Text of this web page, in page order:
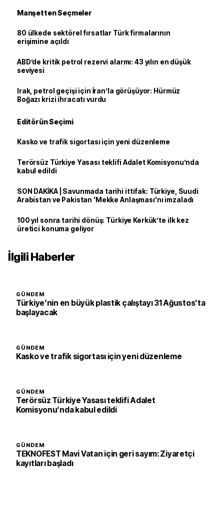
Manşetten Seçmeler
80 ülkede sektörel fırsatlar Türk firmalarının
erişimine açıldı
ABD’de kritik petrol rezervi alarmı: 43 yılın en düşük
seviyesi
Irak, petrol geçişi için İran’la görüşüyor: Hürmüz
Boğazı krizi ihracatı vurdu
Editörün Seçimi
Kasko ve trafik sigortası için yeni düzenleme
Terörsüz Türkiye Yasası teklifi Adalet Komisyonu’nda
kabul edildi
SON DAKİKA | Savunmada tarihi ittifak: Türkiye, Suudi
Arabistan ve Pakistan 'Mekke Anlaşması'nı imzaladı
100 yıl sonra tarihi dönüş: Türkiye Kerkük’te ilk kez
üretici konuma geliyor
İlgili Haberler
GÜNDEM
Türkiye’nin en büyük plastik çalıştayı 31 Ağustos’ta
başlayacak
GÜNDEM
Kasko ve trafik sigortası için yeni düzenleme
GÜNDEM
Terörsüz Türkiye Yasası teklifi Adalet
Komisyonu’nda kabul edildi
GÜNDEM
TEKNOFEST Mavi Vatan için geri sayım: Ziyaretçi
kayıtları başladı